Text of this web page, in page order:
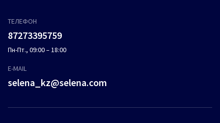
ТЕЛЕФОН
87273395759
Пн-Пт., 09:00 – 18:00
E-MAIL
selena_kz@selena.com